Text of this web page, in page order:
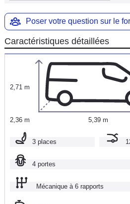
Poser votre question sur le
Caractéristiques détaillées
2,71 m
2,36 m 5,39 m
3 places
4 portes
Mécanique à 6 rapports